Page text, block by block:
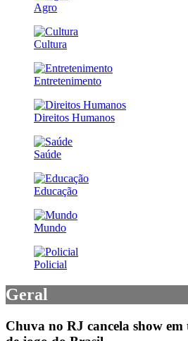
Agro
Cultura
Entretenimento
Direitos Humanos
Saúde
Educação
Mundo
Policial
Geral
Chuva no RJ cancela show